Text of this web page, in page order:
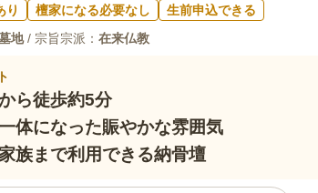
り 檀家になる必要なし
生前申込できる
地/ 宗旨宗派： 在来仏教
ら徒歩約5分
体になった賑やかな雰囲気
族まで利用できる納骨壇